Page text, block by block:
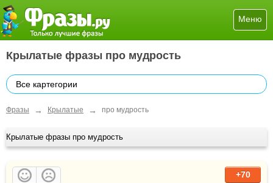
Меню
Крылатые фразы про мудрость
Все картегории
Фразы → Крылатые → про мудрость
Крылатые фразы про мудрость
+70